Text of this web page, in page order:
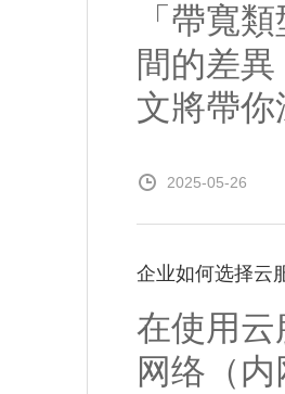
「帶寬
間的差
文將帶
2025-05-26
企业如何选择云
在使用云
网络（